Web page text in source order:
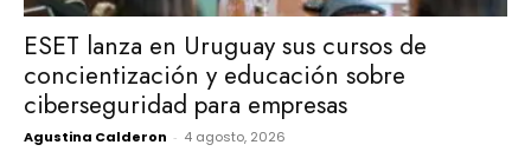
ESET lanza en Uruguay sus cursos de
concientización y educación sobre
ciberseguridad para empresas
Agustina Calderon - 4 agosto, 2026